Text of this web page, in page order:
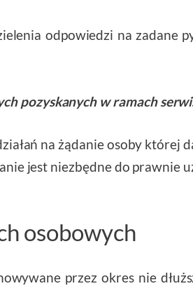
odpowiedzi na zadane
pozyskanych w ramach
na żądanie osoby której
jest niezbędne do prawnie
osobowych
przez okres nie